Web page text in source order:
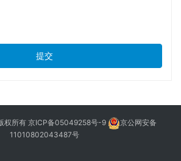
提交
权所有 京ICP备05049258号-9
京公网安备
11010802043487号